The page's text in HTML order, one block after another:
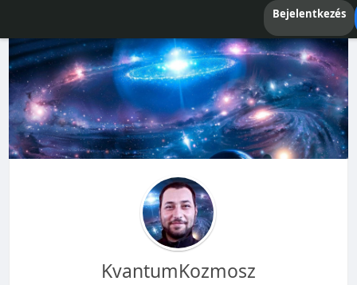
Bejelentkezés
KvantumKozmosz